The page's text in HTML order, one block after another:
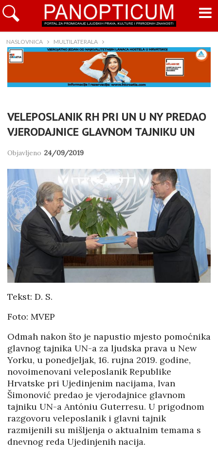
NASLOVNICA MULTILATERALA
VELEPOSLANIK RH PRI UN U NY PREDAO
VJERODAJNICE GLAVNOM TAJNIKU UN
Objavljeno 24/09/2019
Tekst: D. S.
Foto: MVEP
Odmah nakon što je napustio mjesto pomoćnika
glavnog tajnika UN-a za ljudska prava u New
Yorku, u ponedjeljak, 16. rujna 2019. godine,
novoimenovani veleposlanik Republike
Hrvatske pri Ujedinjenim nacijama, Ivan
Šimonović predao je vjerodajnice glavnom
tajniku UN-a Antóniu Guterresu. U prigodnom
razgovoru veleposlanik i glavni tajnik
razmijenili su mišljenja o aktualnim temama s
dnevnog reda Ujedinjenih nacija.